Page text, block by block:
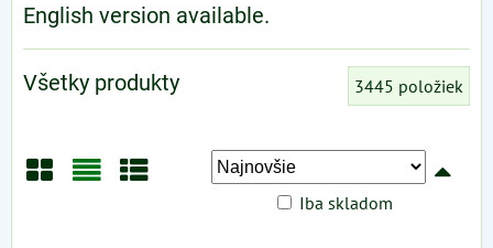
English version available.
Všetky produkty 3445 položiek
Iba skladom